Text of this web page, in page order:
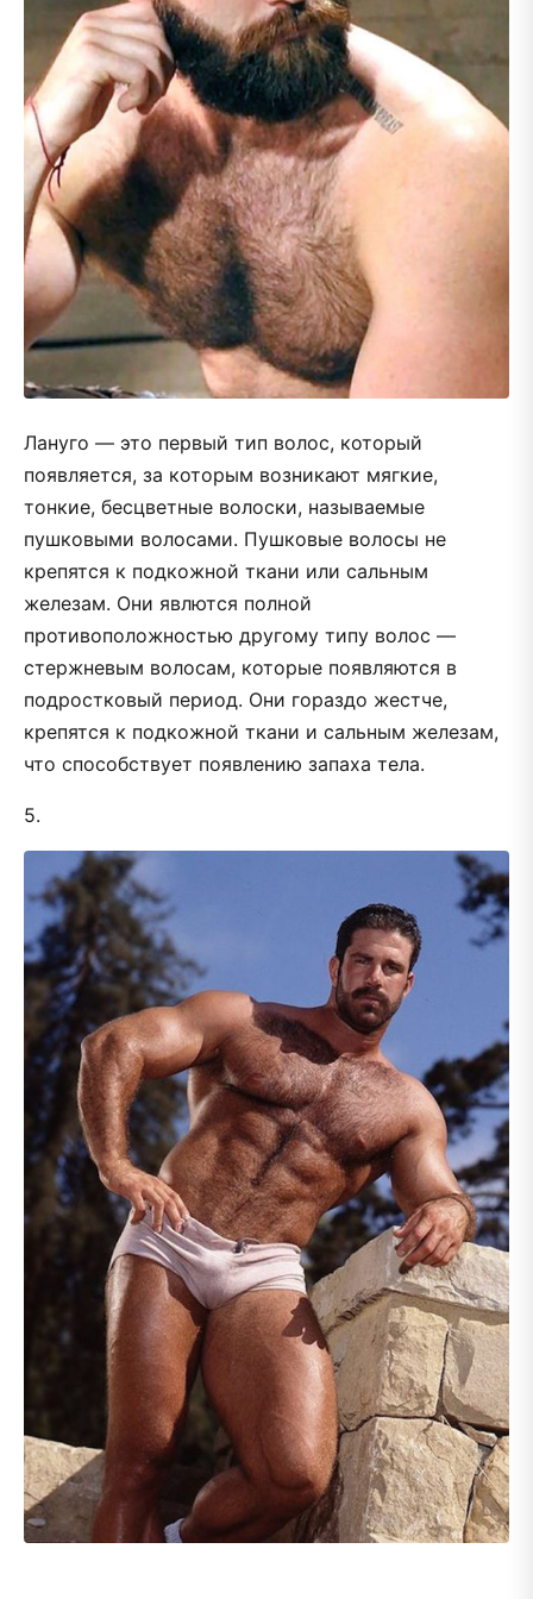
Лануго — это первый тип волос, который
появляется, за которым возникают мягкие,
тонкие, бесцветные волоски, называемые
пушковыми волосами. Пушковые волосы не
крепятся к подкожной ткани или сальным
железам. Они явлются полной
противоположностью другому типу волос —
стержневым волосам, которые появляются в
подростковый период. Они гораздо жестче,
крепятся к подкожной ткани и сальным железам,
что способствует появлению запаха тела.
5.